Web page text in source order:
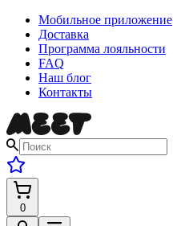
Мобильное приложение
Доставка
Программа лояльности
FAQ
Наш блог
Контакты
0